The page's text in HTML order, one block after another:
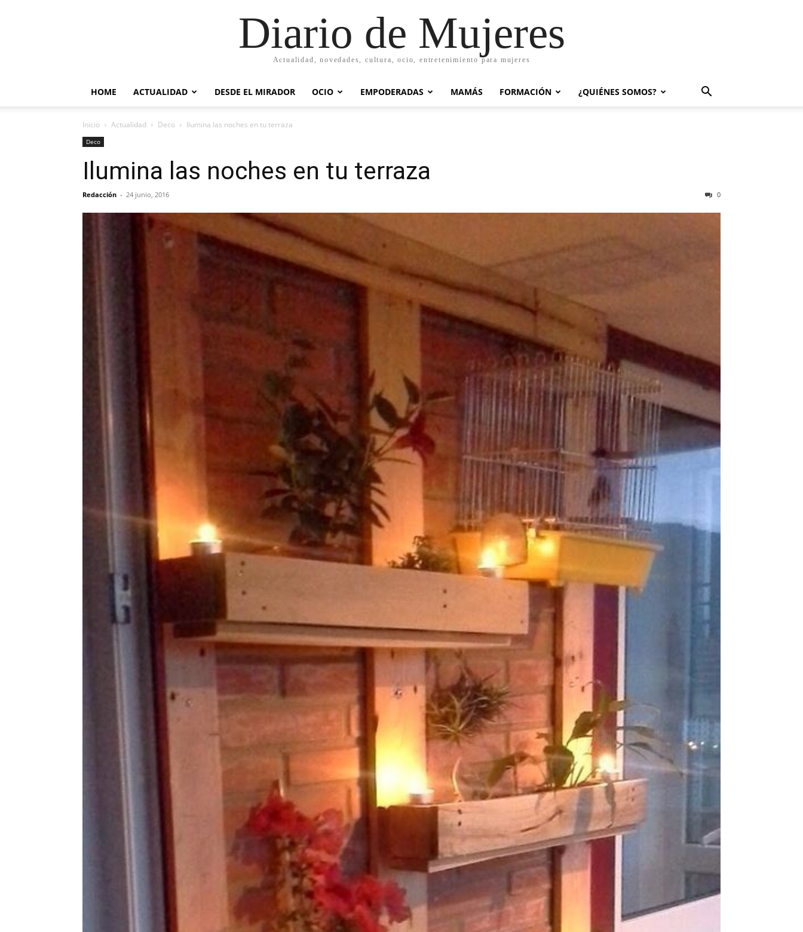
Diario de Mujeres
Actualidad, novedades, cultura, ocio, entretenimiento para mujeres
HOME ACTUALIDAD DESDE EL MIRADOR OCIO EMPODERADAS MAMÁS FORMACIÓN ¿QUIÉNES SOMOS?
Inicio Actualidad Deco Ilumina las noches en tu terraza
Deco
Ilumina las noches en tu terraza
Redacción - 24 junio, 2016 0